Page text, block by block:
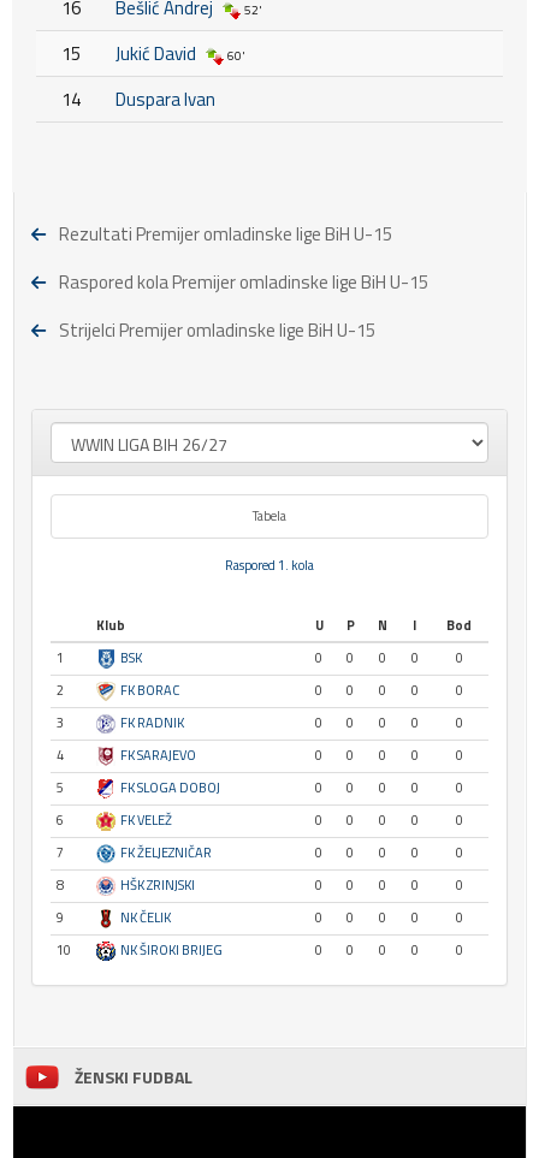
16 Bešlić Andrej 52'
15 Jukić David 60'
14 Duspara Ivan
Rezultati Premijer omladinske lige BiH U-15
Raspored kola Premijer omladinske lige BiH U-15
Strijelci Premijer omladinske lige BiH U-15
Tabela
Raspored 1. kola
Klub U P N I
Bod
1
BSK 0 0 0 0
0
2
FK BORAC 0 0 0 0
0
3
FK RADNIK 0 0 0 0
0
4
FK SARAJEVO 0 0 0 0
0
5
FK SLOGA DOBOJ 0 0 0 0
0
6
FK VELEŽ 0 0 0 0
0
7
FK ŽELJEZNIČAR 0 0 0 0
0
8
HŠK ZRINJSKI 0 0 0 0
0
9
NK ČELIK 0 0 0 0
0
10
NK ŠIROKI BRIJEG 0 0 0 0 0
ŽENSKI FUDBAL